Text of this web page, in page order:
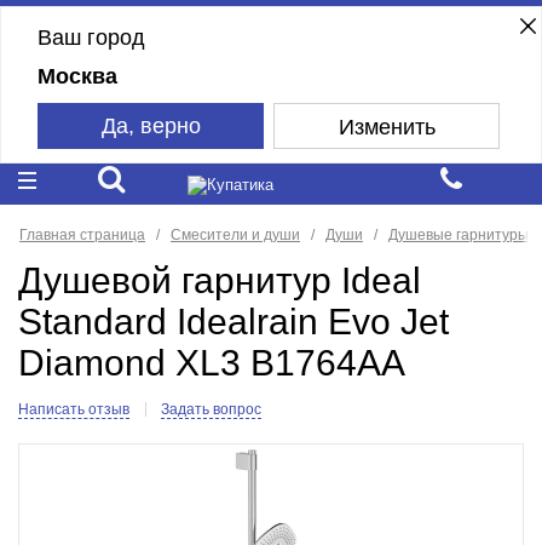
Ваш город
Москва
Да, верно Изменить
Главная страница Смесители и души Души Душевые гарнитуры
Душевой гарнитур Ideal
Standard Idealrain Evo Jet
Diamond XL3 B1764AA
Написать отзыв Задать вопрос